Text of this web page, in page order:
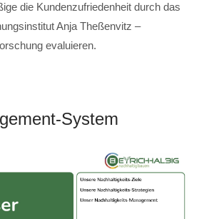
die Kundenzufriedenheit durch das
Anja Theßenvitz –
evaluieren.
System